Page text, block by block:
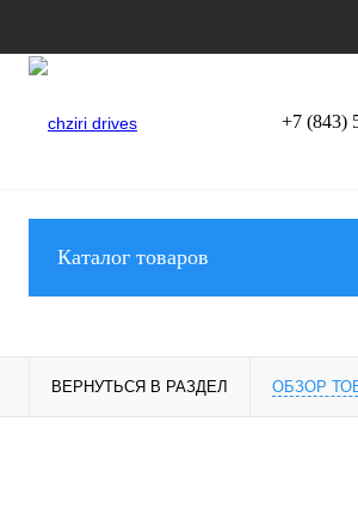
+7 (843)
Каталог товаров
ВЕРНУТЬСЯ В РАЗДЕЛ ОБЗОР